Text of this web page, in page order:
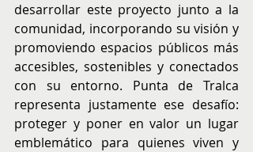
desarrollar este proyecto junto a la
comunidad, incorporando su visión y
promoviendo espacios públicos más
accesibles, sostenibles y conectados
con su entorno. Punta de Tralca
representa justamente ese desafío:
proteger y poner en valor un lugar
emblemático para quienes viven y